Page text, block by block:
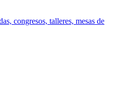
congresos, talleres, mesas de